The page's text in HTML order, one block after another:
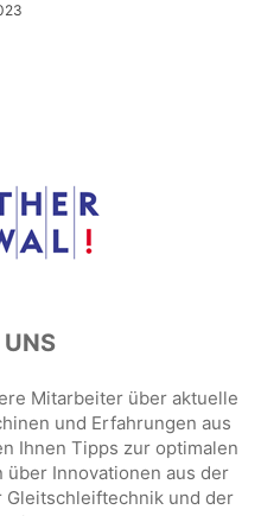
UNS
Mitarbeiter über aktuelle
und Erfahrungen aus
Ihnen Tipps zur optimalen
Innovationen aus der
und der